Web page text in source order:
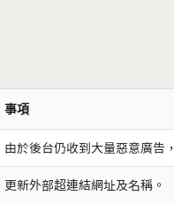
事項
由於後台仍收到大量惡意廣告
更新外部超連結網址及名稱。